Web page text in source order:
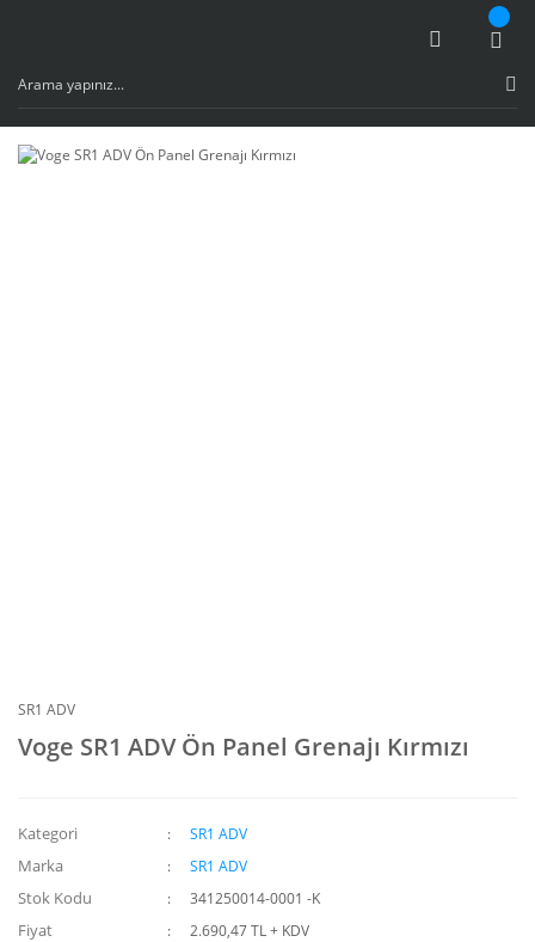
SR1 ADV
Voge SR1 ADV Ön Panel Grenajı Kırmızı
Kategori SR1 ADV
Marka SR1 ADV
Stok Kodu 341250014-0001 -K
Fiyat
2.690,47 TL + KDV